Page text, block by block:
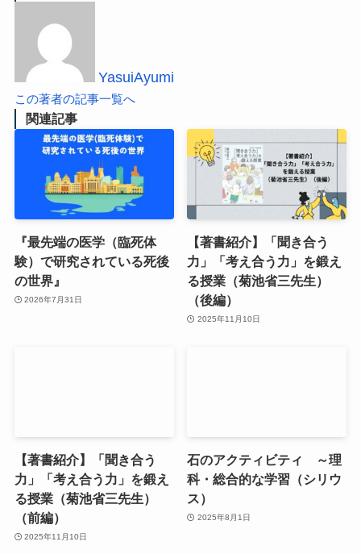
YasuiAyumi
この著者の記事一覧へ
関連記事
『最先端の医学（臨死体
験）で研究されている死後
の世界』
2026年7月31日
【著書紹介】「聞き合う
力」「考え合う力」を鍛え
る授業（菊池省三先生）
（後編）
2025年11月10日
【著書紹介】「聞き合う
力」「考え合う力」を鍛え
る授業（菊池省三先生）
（前編）
2025年11月10日
石のアクティビティ ～理
科・総合的な学習（シリウ
ス）
2025年8月1日